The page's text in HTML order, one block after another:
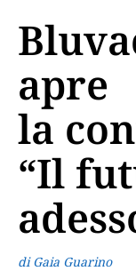
apre
la
“Il
di Gaia Guarino